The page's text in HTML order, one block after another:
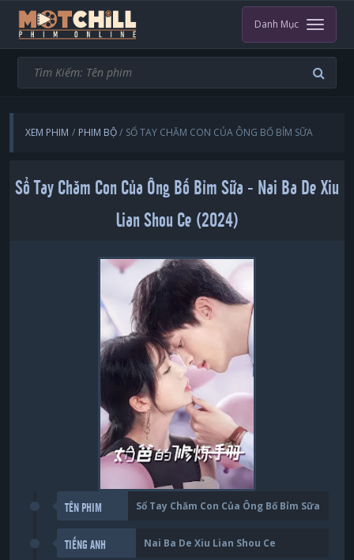
Danh Mục
XEM PHIM PHIM BỘ SỔ TAY CHĂM CON CỦA ÔNG BỐ BỈM SỮA
Sổ Tay Chăm Con Của Ông Bố Bỉm Sữa - Nai Ba De Xiu
Lian Shou Ce (2024)
TÊN PHIM Sổ Tay Chăm Con Của Ông Bố Bỉm Sữa
TIẾNG ANH Nai Ba De Xiu Lian Shou Ce